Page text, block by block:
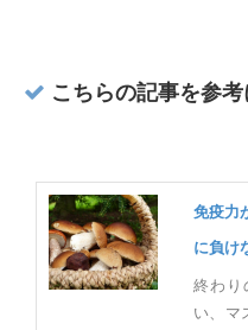
こちらの記事を参
免疫力
に負け
終わり
い、マ